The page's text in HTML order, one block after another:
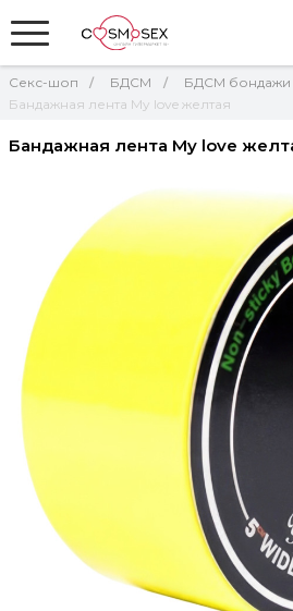
Секс-шоп БДСМ
БДСМ бондажи
Бандажная лента My love желтая
Бандажная лента My love